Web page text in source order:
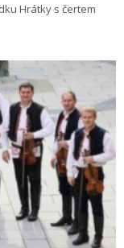
Hrátky s čertem